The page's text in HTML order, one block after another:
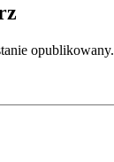
opublikowany.